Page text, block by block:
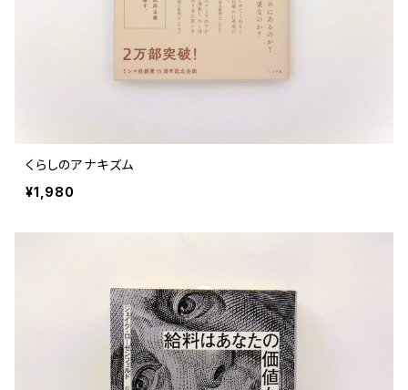
くらしのアナキズム
¥1,980